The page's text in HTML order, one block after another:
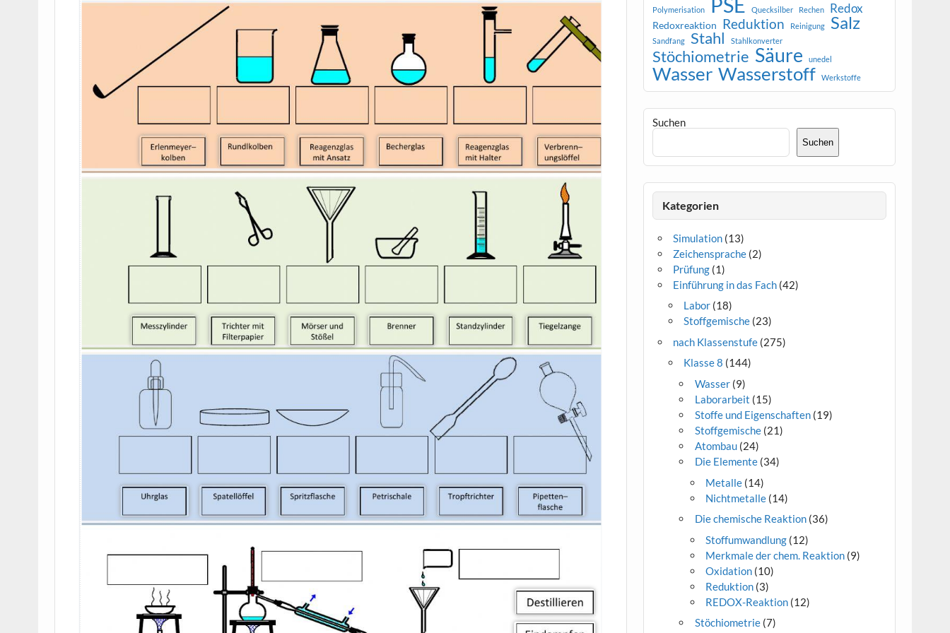
Polymerisation Quecksilber Rechen Redox
Redoxreaktion Reduktion Reinigung Salz
Sandfang Stahl Stahlkonverter
Stöchiometrie Säure unedel
Wasser Wasserstoff Werkstoffe
Suchen
Suchen
Kategorien
Simulation (13)
Zeichensprache (2)
Prüfung (1)
Einführung in das Fach (42)
Labor (18)
Stoffgemische (23)
nach Klassenstufe (275)
Klasse 8 (144)
Wasser(9)
Laborarbeit (15)
Stoffe und Eigenschaften(19)
Stoffgemische(21)
Atombau(24)
Die Elemente(34)
Metalle(14)
Nichtmetalle(14)
Die chemische Reaktion(36)
Stoffumwandlung(12)
Merkmale der chem. Reaktion(9)
Oxidation(10)
Reduktion(3)
REDOX-Reaktion(12)
Stöchiometrie(7)